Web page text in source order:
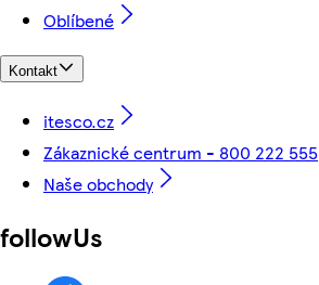
Oblíbené
Kontakt
itesco.cz
Zákaznické centrum - 800 222 555
Naše obchody
followUs